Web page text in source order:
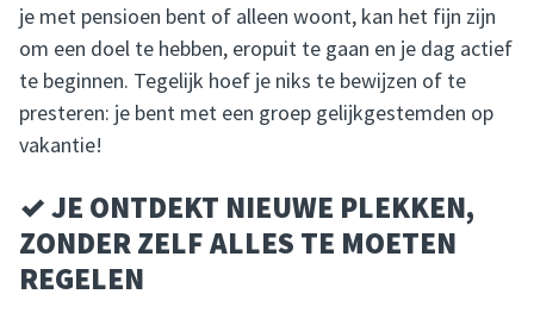
je met pensioen bent of alleen woont, kan het fijn zijn
om een doel te hebben, eropuit te gaan en je dag actief
te beginnen. Tegelijk hoef je niks te bewijzen of te
presteren: je bent met een groep gelijkgestemden op
vakantie!
✓ JE ONTDEKT NIEUWE PLEKKEN,
ZONDER ZELF ALLES TE MOETEN
REGELEN